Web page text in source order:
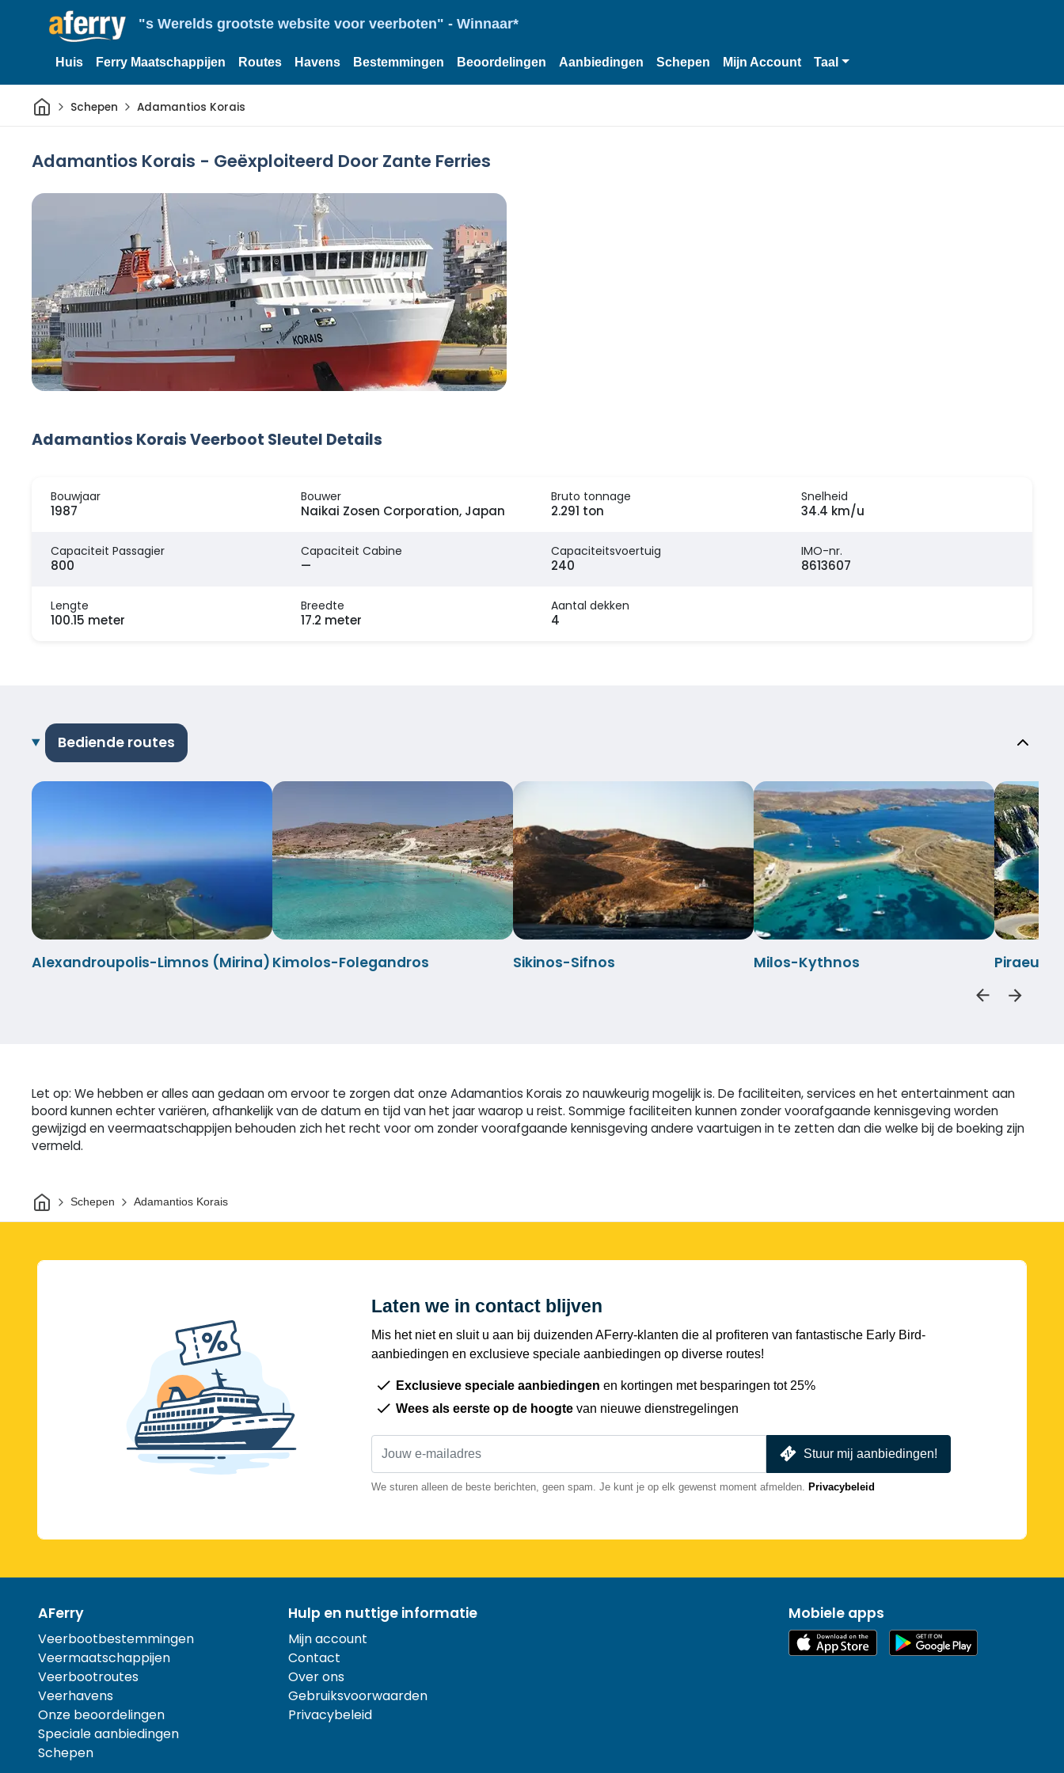
"s Werelds grootste website voor veerboten" - Winnaar*
Huis Ferry Maatschappijen Routes Havens Bestemmingen Beoordelingen Aanbiedingen Schepen Mijn Account Taal
ThuisSchepen Adamantios Korais
Adamantios Korais - Geëxploiteerd Door Zante Ferries
Adamantios Korais Veerboot Sleutel Details
Bouwjaar
1987
Bouwer
Naikai Zosen Corporation, Japan
Bruto tonnage
2.291 ton
Snelheid
34.4 km/u
Capaciteit Passagier
800
Capaciteit Cabine
—
Capaciteitsvoertuig
240
IMO-nr.
8613607
Lengte
100.15 meter
Breedte
17.2 meter
Aantal dekken
4
Bediende routes
Alexandroupolis-Limnos (Mirina) Kimolos-Folegandros Sikinos-Sifnos Milos-Kythnos Piraeus-
Let op: We hebben er alles aan gedaan om ervoor te zorgen dat onze Adamantios Korais zo nauwkeurig mogelijk is. De faciliteiten, services en het entertainment aan
boord kunnen echter variëren, afhankelijk van de datum en tijd van het jaar waarop u reist. Sommige faciliteiten kunnen zonder voorafgaande kennisgeving worden
gewijzigd en veermaatschappijen behouden zich het recht voor om zonder voorafgaande kennisgeving andere vaartuigen in te zetten dan die welke bij de boeking zijn
vermeld.
ThuisSchepen Adamantios Korais
Laten we in contact blijven
Mis het niet en sluit u aan bij duizenden AFerry-klanten die al profiteren van fantastische Early Bird-
aanbiedingen en exclusieve speciale aanbiedingen op diverse routes!
Exclusieve speciale aanbiedingen en kortingen met besparingen tot 25%
Wees als eerste op de hoogte van nieuwe dienstregelingen
Stuur mij aanbiedingen!
We sturen alleen de beste berichten, geen spam. Je kunt je op elk gewenst moment afmelden. Privacybeleid
AFerry
Veerbootbestemmingen
Veermaatschappijen
Veerbootroutes
Veerhavens
Onze beoordelingen
Speciale aanbiedingen
Schepen
Hulp en nuttige informatie
Mijn account
Contact
Over ons
Gebruiksvoorwaarden
Privacybeleid
Mobiele apps